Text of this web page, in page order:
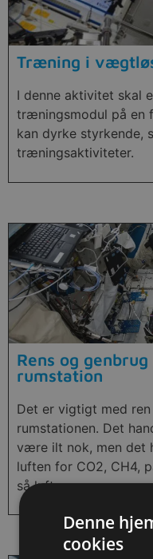
Træning i
I denne aktivitet skal
træningsmodul på en
kan dyrke styrkende,
træningsaktiviteter.
Rens og
rumstation
Det er vigtigt med
rumstationen. Det
være ilt nok, men det
luften for CO2, CH4,
så luften er ren.
Denne
cookies